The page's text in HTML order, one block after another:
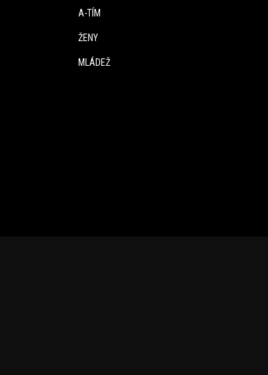
A-TÍM
ŽENY
MLÁDEŽ